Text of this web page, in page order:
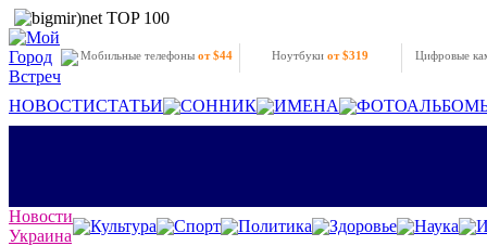
Мобильные телефоны от $44 Ноутбукиот $319 Цифровые
НОВОСТИСТАТЬИ СОННИК ИМЕНА
Новости
Украина
Культура Спорт Политика Здоровье Наука